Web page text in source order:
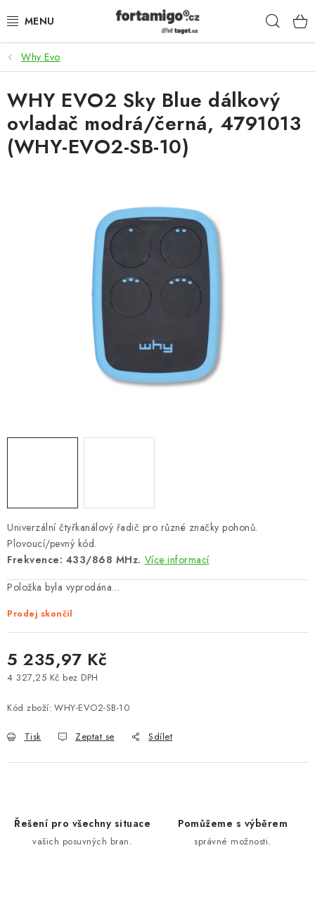
na
SADY - ZVÝHODNĚNÉ
POHONY
SAMONOSNÉ BRÁNY
KŘÍDLOVÉ BRÁNY A BRANKY
ZÁVĚSNÉ BRÁNY
KONSTRUKČNÍ PROFILY
VÝPLNĚ BRAN A PLOTŮ
KOMPONENTY PRO PLOTY
HLINÍKOVÝ PLOTOVÝ SYSTÉM
Kontakt Technická podpora
Why Evo
Univerzální čtyřkanálový řadič pro různé značky pohonů.
Plovoucí/pevný kód.
Frekvence: 433/868 MHz. Více informací
Položka byla vyprodána…
Prodej skončil
5 235,97 Kč
4 327,25 Kč bez DPH
Kód zboží: WHY-EVO2-SB-10
Tisk Zeptat se Sdílet
WHY EVO2 Sky Blue dálkový
ovladač modrá/černá, 4791013
(WHY-EVO2-SB-10)
Řešení pro všechny situace
vašich posuvných bran.
Pomůžeme s výběrem
správné možnosti.